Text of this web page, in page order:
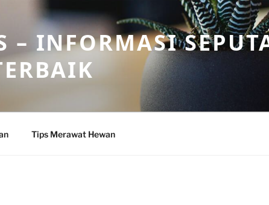
– INFORMASI
Tips Merawat Hewan